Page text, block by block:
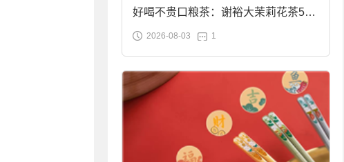
好喝不贵口粮茶：谢裕大茉莉花茶50g
袋装9.9元到手
2026-08-03 1